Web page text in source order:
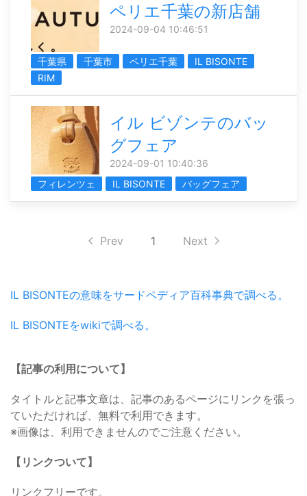
ペリエ千葉の新店舗
2024-09-04 10:46:51
千葉県 千葉市 ペリエ千葉
IL BISONTE
RIM
イル ビゾンテのバッ
グフェア
2024-09-01 10:40:36
フィレンツェ
IL BISONTE バッグフェア
Prev 1 Next
IL BISONTEの意味をサードペディア百科事典で調べる。
IL BISONTEをwikiで調べる。
【記事の利用について】
タイトルと記事文章は、記事のあるページにリンクを張っ
ていただければ、無料で利用できます。
※画像は、利用できませんのでご注意ください。
【リンクついて】
リンクフリーです。